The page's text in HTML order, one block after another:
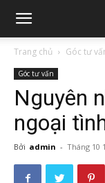
Thám
Trang chủ Góc tư
Góc tư vấn
Nguyên
ngoại
Bởi admin - Tháng 10